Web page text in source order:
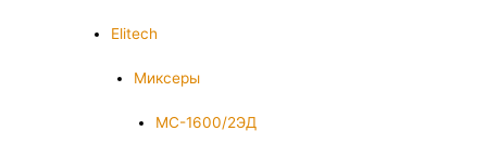
Elitech
Миксеры
МС-1600/2ЭД